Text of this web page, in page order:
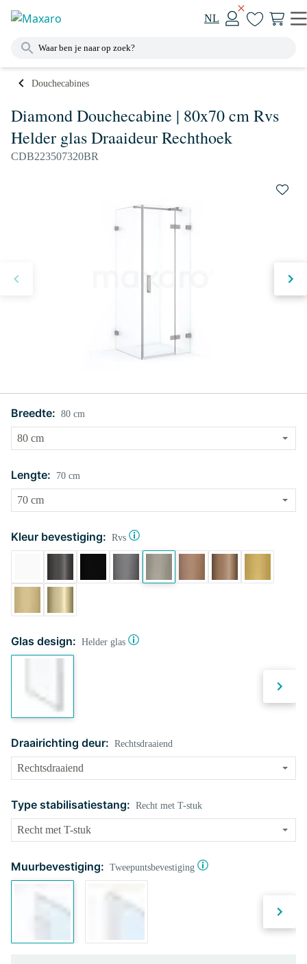
NL
Douchecabines
Diamond Douchecabine | 80x70 cm Rvs
Helder glas Draaideur Rechthoek
CDB223507320BR
Breedte: 80 cm
Lengte: 70 cm
Kleur bevestiging: Rvs
Glas design: Helder glas
Draairichting deur: Rechtsdraaiend
Type stabilisatiestang: Recht met T-stuk
Muurbevestiging: Tweepuntsbevestiging